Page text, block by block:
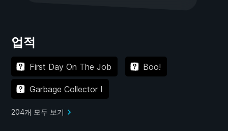
업적
First Day On The Job Boo!
Garbage Collector I
204개 모두 보기